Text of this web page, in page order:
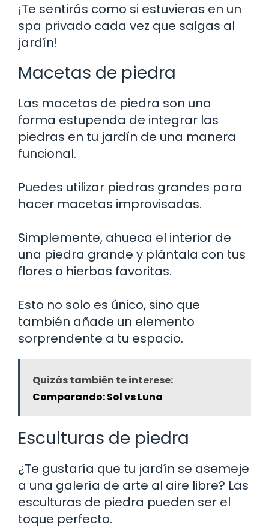
¡Te sentirás como si estuvieras en un
spa privado cada vez que salgas al
jardín!
Macetas de piedra
Las macetas de piedra son una
forma estupenda de integrar las
piedras en tu jardín de una manera
funcional.
Puedes utilizar piedras grandes para
hacer macetas improvisadas.
Simplemente, ahueca el interior de
una piedra grande y plántala con tus
flores o hierbas favoritas.
Esto no solo es único, sino que
también añade un elemento
sorprendente a tu espacio.
Quizás también te interese:
Comparando: Sol vs Luna
Esculturas de piedra
¿Te gustaría que tu jardín se asemeje
a una galería de arte al aire libre? Las
esculturas de piedra pueden ser el
toque perfecto.